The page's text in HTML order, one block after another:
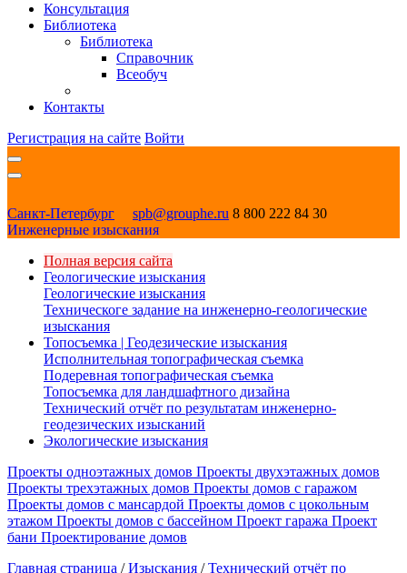
Консультация
Библиотека
Библиотека
Справочник
Всеобуч
Контакты
Регистрация на сайте Войти
Санкт-Петербург spb@grouphe.ru 8 800 222 84 30
Инженерные изыскания
Полная версия сайта
Геологические изыскания
Геологические изыскания
Техническоге задание на инженерно-геологические
изыскания
Топосъемка | Геодезические изыскания
Исполнительная топографическая съемка
Подеревная топографическая съемка
Топосъемка для ландшафтного дизайна
Технический отчёт по результатам инженерно-
геодезических изысканий
Экологические изыскания
Проекты одноэтажных домов Проекты двухэтажных домов
Проекты трехэтажных домов Проекты домов с гаражом
Проекты домов с мансардой Проекты домов с цокольным
этажом Проекты домов с бассейном Проект гаража Проект
бани Проектирование домов
Главная страница / Изыскания / Технический отчёт по